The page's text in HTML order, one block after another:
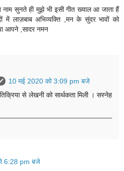
नाम सुनते ही मुझे भी इसी गीत ख्याल आ जाता हैं
लाज़बाब अभिव्यक्ति ,मन के सुंदर भावों को
आपने ,सादर नमन
10 मई 2020 को 3:09 pm बजे
से लेखनी को सार्थकता मिली । सस्नेह
6:28 pm बजे